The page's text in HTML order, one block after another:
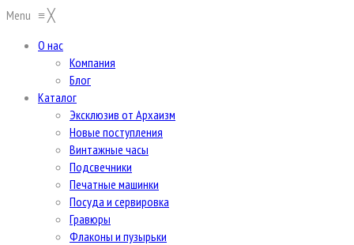
Menu ≡╳
О нас
Компания
Блог
Каталог
Эксклюзив от Архаизм
Новые поступления
Винтажные часы
Подсвечники
Печатные машинки
Посуда и сервировка
Гравюры
Флаконы и пузырьки